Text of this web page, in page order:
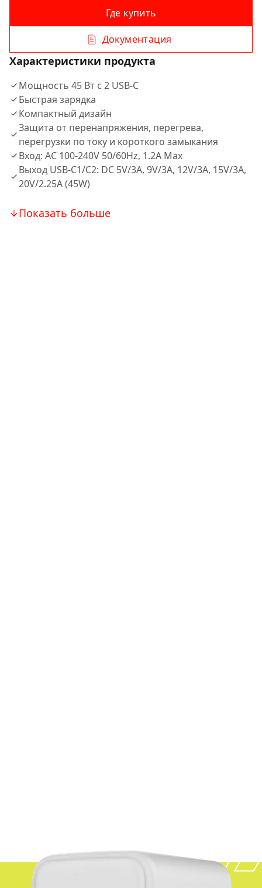
Где купить
Документация
Характеристики продукта
Мощность 45 Вт с 2 USB-C
Быстрая зарядка
Компактный дизайн
Защита от перенапряжения, перегрева,
перегрузки по току и короткого замыкания
Вход: AC 100-240V 50/60Hz, 1.2A Max
Выход USB-C1/C2: DC 5V/3A, 9V/3A, 12V/3A, 15V/3A,
20V/2.25A (45W)
Показать больше